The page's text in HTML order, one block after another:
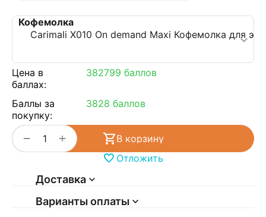
Цена в
баллах:
382799 баллов
Баллы за
покупку:
3828 баллов
+
−
В корзину
Отложить
Доставка
Варианты оплаты